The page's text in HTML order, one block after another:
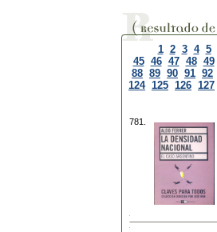
1 2 3 4 5
45 46 47 48 49
88 89 90 91 92
124 125 126 127
781.